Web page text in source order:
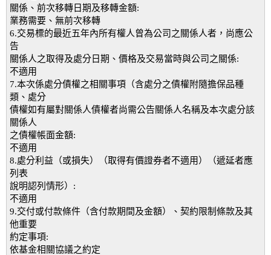
關係、前次移轉日期及移轉金額:
業務需要、無前次移轉
6.交易標的最近五年內所有權人曾為公司之關係人者，尚應公
告
關係人之取得及處分日期、價格及交易當時與公司之關係:
不適用
7.本次係處分債權之相關事項（含處分之債權附隨擔保品種
類、處分
債權如有屬對關係人債權者尚需公告關係人名稱及本次處分該
關係人
之債權帳面金額:
不適用
8.處分利益（或損失）（取得有價證券者不適用）（遞延者應
列表
說明認列情形）:
不適用
9.交付或付款條件（含付款期間及金額）、契約限制條款及其
他重要
約定事項:
依基金相關協議之約定